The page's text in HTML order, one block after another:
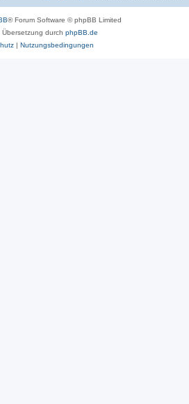
® Forum Software © phpBB Limited
Übersetzung durch phpBB.de
| Nutzungsbedingungen